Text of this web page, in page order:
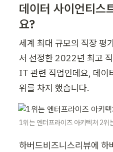
데이터 사이언티스
요?
세계 최대 규모의 직장 평
서 선정한 2022년 최고
IT 관련 직업인데요, 데이
위를 차지 했습니다.
1위는 엔터프라이즈 아키텍쳐 2위
하버드비즈니스리뷰에 하